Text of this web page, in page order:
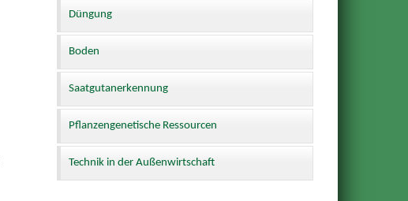
Düngung
Boden
Saatgutanerkennung
Pflanzengenetische Ressourcen
Technik in der Außenwirtschaft